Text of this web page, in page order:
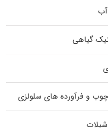
گیاهی
و فرآورده‌ های سلولزی